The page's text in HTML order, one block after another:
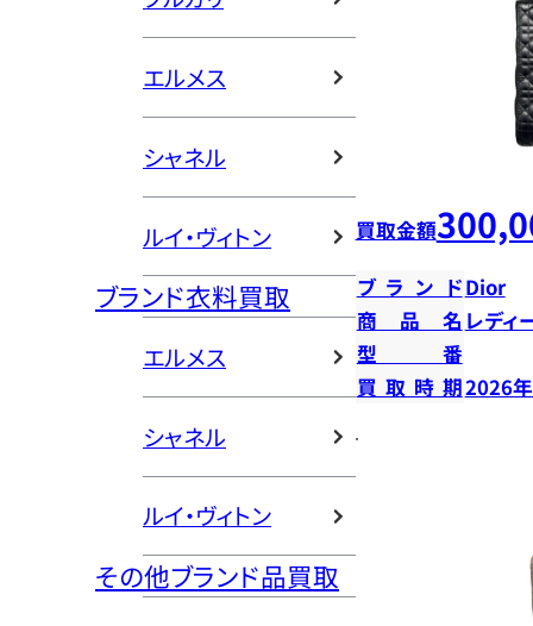
エルメス
シャネル
ルイ・ヴィトン
ブランド衣料買取
エルメス
シャネル
ルイ・ヴィトン
その他ブランド品買取
買取金額
ブランドDior
商品名 レディ
型番
買取時期2026